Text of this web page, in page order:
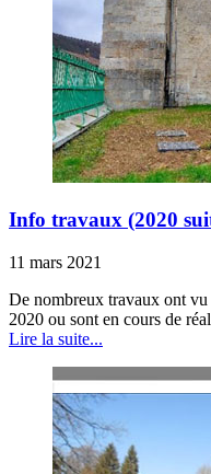
Info travaux (2020
11 mars 2021
De nombreux travaux ont vu
2020 ou sont en cours de
Lire la suite...